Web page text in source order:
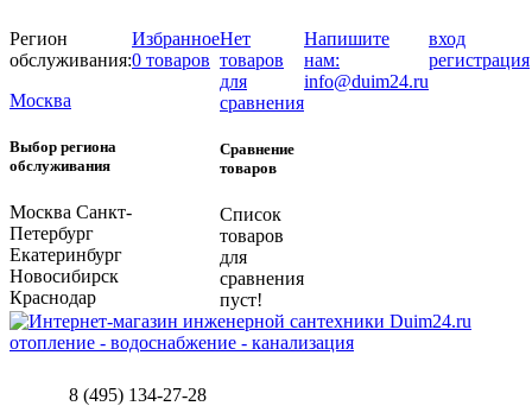
Регион
обслуживания:
Москва
Выбор региона
обслуживания
Москва Санкт-
Петербург
Екатеринбург
Новосибирск
Краснодар
Избранное
0 товаров
Нет
товаров
для
сравнения
Сравнение
товаров
Список
товаров
для
сравнения
пуст!
Напишите
нам:
info@duim24.ru
вход
регистрация
отопление - водоснабжение - канализация
8 (495) 134-27-28